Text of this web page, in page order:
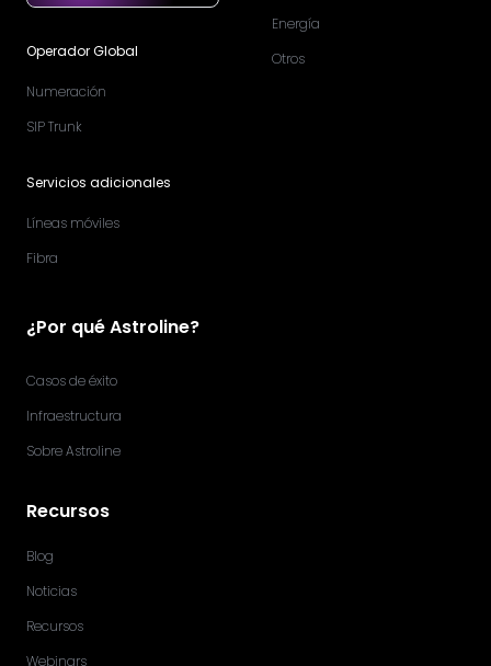
Operador Global
Numeración
SIP Trunk
Servicios adicionales
Líneas móviles
Fibra
Energía
Otros
¿Por qué Astroline?
Casos de éxito
Infraestructura
Sobre Astroline
Recursos
Blog
Noticias
Recursos
Webinars